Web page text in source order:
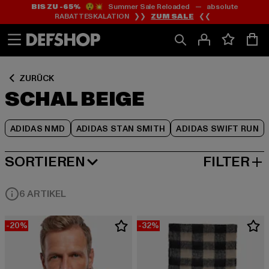
Zum
Inhalt
springen
Zum
Fußzeile
springen
BIS ZU -65%😲💥 Summer Sale Reloaded — absolute
RABATTESKALATION ❯❯ ZUM SALE ❮❮
ZURÜCK
SCHAL BEIGE
ADIDAS NMD ADIDAS STAN SMITH ADIDAS SWIFT RUN
Zum
Produktraster
springen
SORTIEREN
BELIEBTESTE FILTER
6 ARTIKEL
-20% -32%